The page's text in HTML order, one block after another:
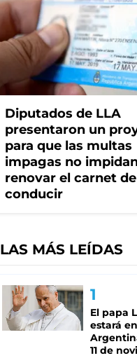
Diputados de LLA
presentaron un
para que las multas
impagas no
renovar el carnet de
conducir
LAS MÁS LEÍDAS
El papa
estará
11 de